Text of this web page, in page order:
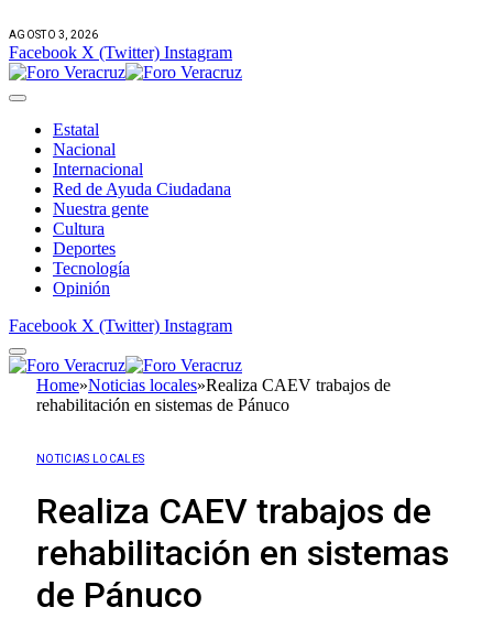
AGOSTO 3, 2026
Facebook X (Twitter) Instagram
Estatal
Nacional
Internacional
Red de Ayuda Ciudadana
Nuestra gente
Cultura
Deportes
Tecnología
Opinión
Facebook X (Twitter) Instagram
Home»Noticias locales»Realiza CAEV trabajos de
rehabilitación en sistemas de Pánuco
NOTICIAS LOCALES
Realiza CAEV trabajos de
rehabilitación en sistemas
de Pánuco